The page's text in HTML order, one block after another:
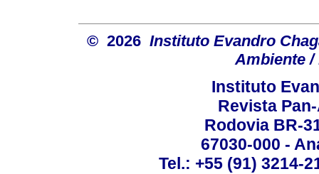
© 2026 Instituto Evandro
Ambiente /
Instituto
Revista
Rodovia BR-
67030-000 -
Tel.: +55 (91) 3214-